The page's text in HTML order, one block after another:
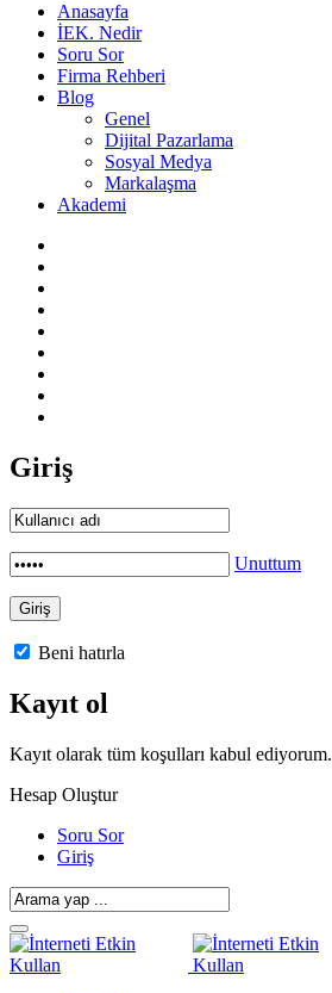
Anasayfa
İEK. Nedir
Soru Sor
Firma Rehberi
Blog
Genel
Dijital Pazarlama
Sosyal Medya
Markalaşma
Akademi
Giriş
Unuttum
Beni hatırla
Kayıt ol
Kayıt olarak tüm koşulları kabul ediyorum.
Hesap Oluştur
Soru Sor
Giriş